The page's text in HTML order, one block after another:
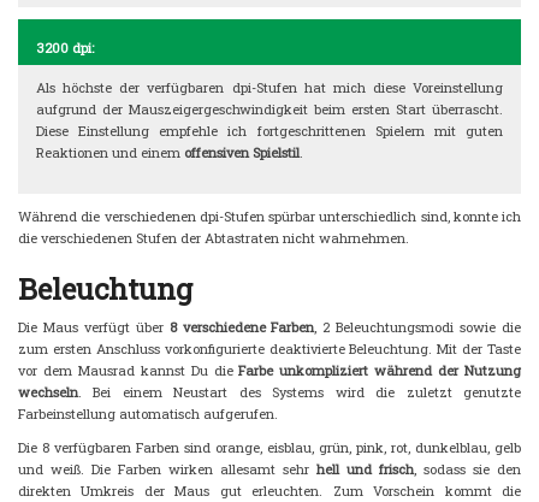
3200 dpi:
Als höchste der verfügbaren dpi-Stufen hat mich diese Voreinstellung
aufgrund der Mauszeigergeschwindigkeit beim ersten Start überrascht.
Diese Einstellung empfehle ich fortgeschrittenen Spielern mit guten
Reaktionen und einem offensiven Spielstil.
Während die verschiedenen dpi-Stufen spürbar unterschiedlich sind, konnte ich
die verschiedenen Stufen der Abtastraten nicht wahrnehmen.
Beleuchtung
Die Maus verfügt über 8 verschiedene Farben, 2 Beleuchtungsmodi sowie die
zum ersten Anschluss vorkonfigurierte deaktivierte Beleuchtung. Mit der Taste
vor dem Mausrad kannst Du dieFarbe unkompliziert während der Nutzung
wechseln. Bei einem Neustart des Systems wird die zuletzt genutzte
Farbeinstellung automatisch aufgerufen.
Die 8 verfügbaren Farben sind orange, eisblau, grün, pink, rot, dunkelblau, gelb
und weiß. Die Farben wirken allesamt sehr hell und frisch, sodass sie den
direkten Umkreis der Maus gut erleuchten. Zum Vorschein kommt die